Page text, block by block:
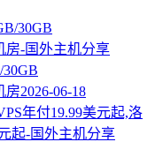
房2026-06-18